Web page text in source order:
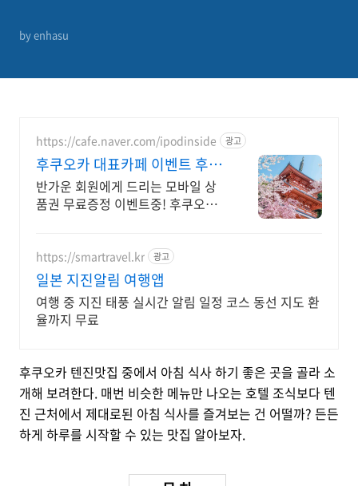
by enhasu
https://cafe.naver.com/ipodinside 광고
후쿠오카 대표카페 이벤트 후쿠
후쿠
반가운 회원에게 드리는 모바일 상
품권 무료증정 이벤트중! 후쿠오카
https://smartravel.kr 광고
일본 지진알림 여행앱
여행 중 지진 태풍 실시간 알림 일정 코스 동선 지도 환
율까지 무료
후쿠오카 텐진맛집 중에서 아침 식사 하기 좋은 곳을 골라 소
개해 보려한다. 매번 비슷한 메뉴만 나오는 호텔 조식보다 텐
진 근처에서 제대로된 아침 식사를 즐겨보는 건 어떨까? 든든
하게 하루를 시작할 수 있는 맛집 알아보자.